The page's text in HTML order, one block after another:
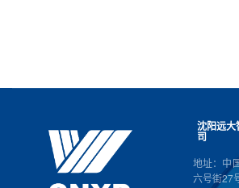
沈阳远大
司
地址：中
六号街27